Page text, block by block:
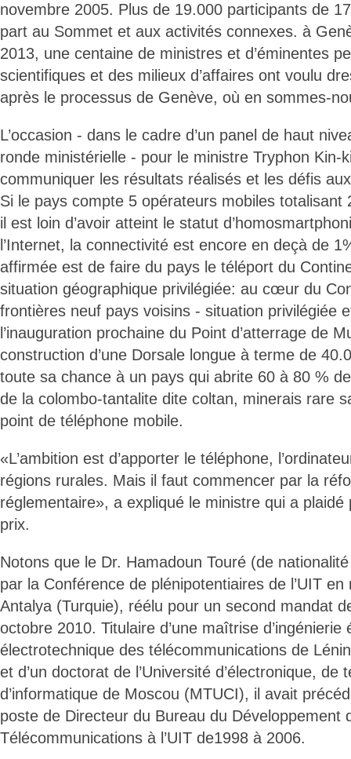
novembre 2005. Plus de 19.000 participants de
part au Sommet et aux activités connexes. à
2013, une centaine de ministres et d’éminentes
scientifiques et des milieux d’affaires ont voulu
après le processus de Genève, où en sommes-
L’occasion - dans le cadre d’un panel de haut
ronde ministérielle - pour le ministre Tryphon Kin-
communiquer les résultats réalisés et les défis
Si le pays compte 5 opérateurs mobiles totalisant
il est loin d’avoir atteint le statut
l’Internet, la connectivité est encore en deçà de
affirmée est de faire du pays le téléport du
situation géographique privilégiée: au cœur du
frontières neuf pays voisins - situation privilégiée
l’inauguration prochaine du Point d’atterrage de
construction d’une Dorsale longue à terme de
toute sa chance à un pays qui abrite 60 à 80 %
de la colombo-tantalite dite coltan, minerais rare
point de téléphone mobile.
«L’ambition est d’apporter le téléphone,
régions rurales. Mais il faut commencer par la
réglementaire», a expliqué le ministre qui a
prix.
Notons que le Dr. Hamadoun Touré (de
par la Conférence de plénipotentiaires de l’UIT
Antalya (Turquie), réélu pour un second mandat
octobre 2010. Titulaire d’une maîtrise d’ingénierie
électrotechnique des télécommunications de
et d’un doctorat de l’Université d’électronique, de
d’informatique de Moscou (MTUCI), il avait
poste de Directeur du Bureau du Développement
Télécommunications à l’UIT de1998 à 2006.